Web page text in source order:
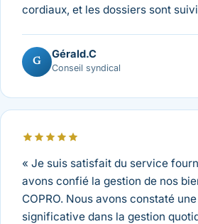
cordiaux, et les dossiers sont
G
Gérald.C
Conseil syndical
« Je suis satisfait du service
avons confié la gestion de nos
COPRO. Nous avons constaté
significative dans la gestion